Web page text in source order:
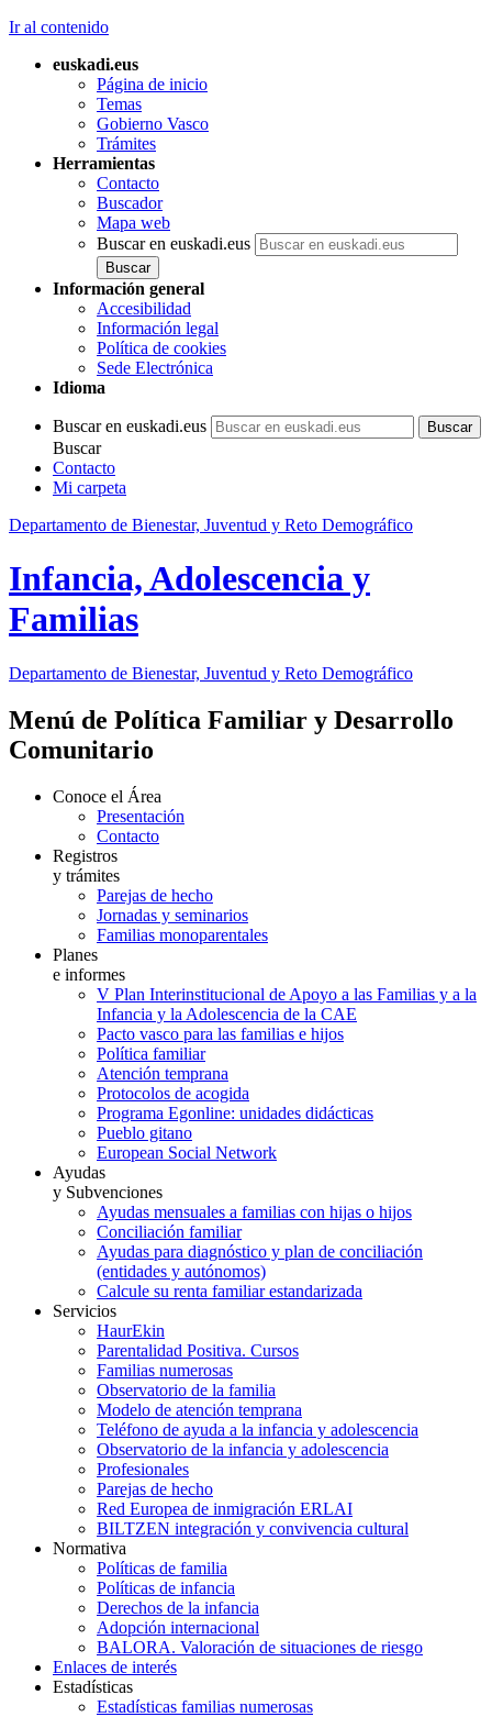
Ir al contenido
euskadi.eus
Página de inicio
Temas
Gobierno Vasco
Trámites
Herramientas
Contacto
Buscador
Mapa web
Buscar en euskadi.eus
Información general
Accesibilidad
Información legal
Política de cookies
Sede Electrónica
Idioma
Buscar en euskadi.eus
Buscar
Contacto
Mi carpeta
Departamento de Bienestar, Juventud y Reto Demográfico
Infancia, Adolescencia y
Familias
Departamento de Bienestar, Juventud y Reto Demográfico
Menú de Política Familiar y Desarrollo
Comunitario
Conoce el Área
Presentación
Contacto
Registros
y trámites
Parejas de hecho
Jornadas y seminarios
Familias monoparentales
Planes
e informes
V Plan Interinstitucional de Apoyo a las Familias y a la
Infancia y la Adolescencia de la CAE
Pacto vasco para las familias e hijos
Política familiar
Atención temprana
Protocolos de acogida
Programa Egonline: unidades didácticas
Pueblo gitano
European Social Network
Ayudas
y Subvenciones
Ayudas mensuales a familias con hijas o hijos
Conciliación familiar
Ayudas para diagnóstico y plan de conciliación
(entidades y autónomos)
Calcule su renta familiar estandarizada
Servicios
HaurEkin
Parentalidad Positiva. Cursos
Familias numerosas
Observatorio de la familia
Modelo de atención temprana
Teléfono de ayuda a la infancia y adolescencia
Observatorio de la infancia y adolescencia
Profesionales
Parejas de hecho
Red Europea de inmigración ERLAI
BILTZEN integración y convivencia cultural
Normativa
Políticas de familia
Políticas de infancia
Derechos de la infancia
Adopción internacional
BALORA. Valoración de situaciones de riesgo
Enlaces de interés
Estadísticas
Estadísticas familias numerosas